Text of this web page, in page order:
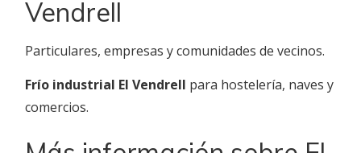
Vendrell
Particulares, empresas y comunidades de vecinos.
Frío industrial El Vendrell para hostelería, naves y
comercios.